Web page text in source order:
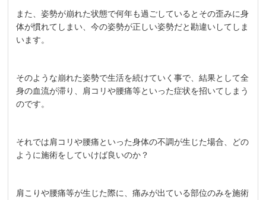
また、姿勢が崩れた状態で何年も過ごしているとその歪みに身
体が慣れてしまい、今の姿勢が正しい姿勢だと勘違いしてしま
います。
そのような崩れた姿勢で生活を続けていく事で、結果として全
身の血流が滞り、肩コリや腰痛等といった症状を招いてしまう
のです。
それでは肩コリや腰痛といった身体の不調が生じた場合、どの
ように施術をしていけば良いのか？
肩こりや腰痛等が生じた際に、痛みが出ている部位のみを施術